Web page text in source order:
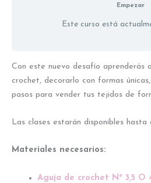
Empezar
Este curso está
Con este nuevo desafío aprenderás
crochet, decorarlo con formas
pasos para vender tus tejidos de
Las clases estarán disponibles hasta
Materiales necesarios:
Aguja de crochet Nº 3,5 O